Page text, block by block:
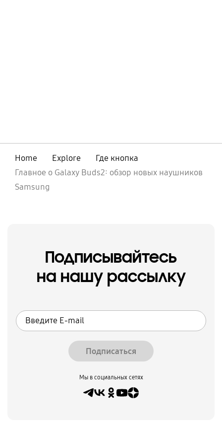
Home Explore
Где кнопка
Главное о Galaxy Buds2: обзор новых наушников
Samsung
Подписывайтесь
на нашу рассылку
Подписаться
Мы в социальных сетях